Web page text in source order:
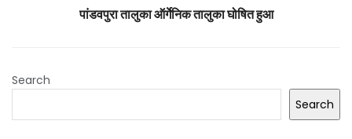
पांडवपुरा तालुका ऑर्गेनिक तालुका घोषित हुआ
Search
Search